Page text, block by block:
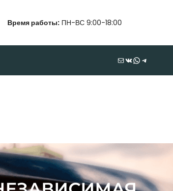
Время работы:ПН-ВС 9:00-18:00
Почта ВКонтакте WhatsApp Telegram